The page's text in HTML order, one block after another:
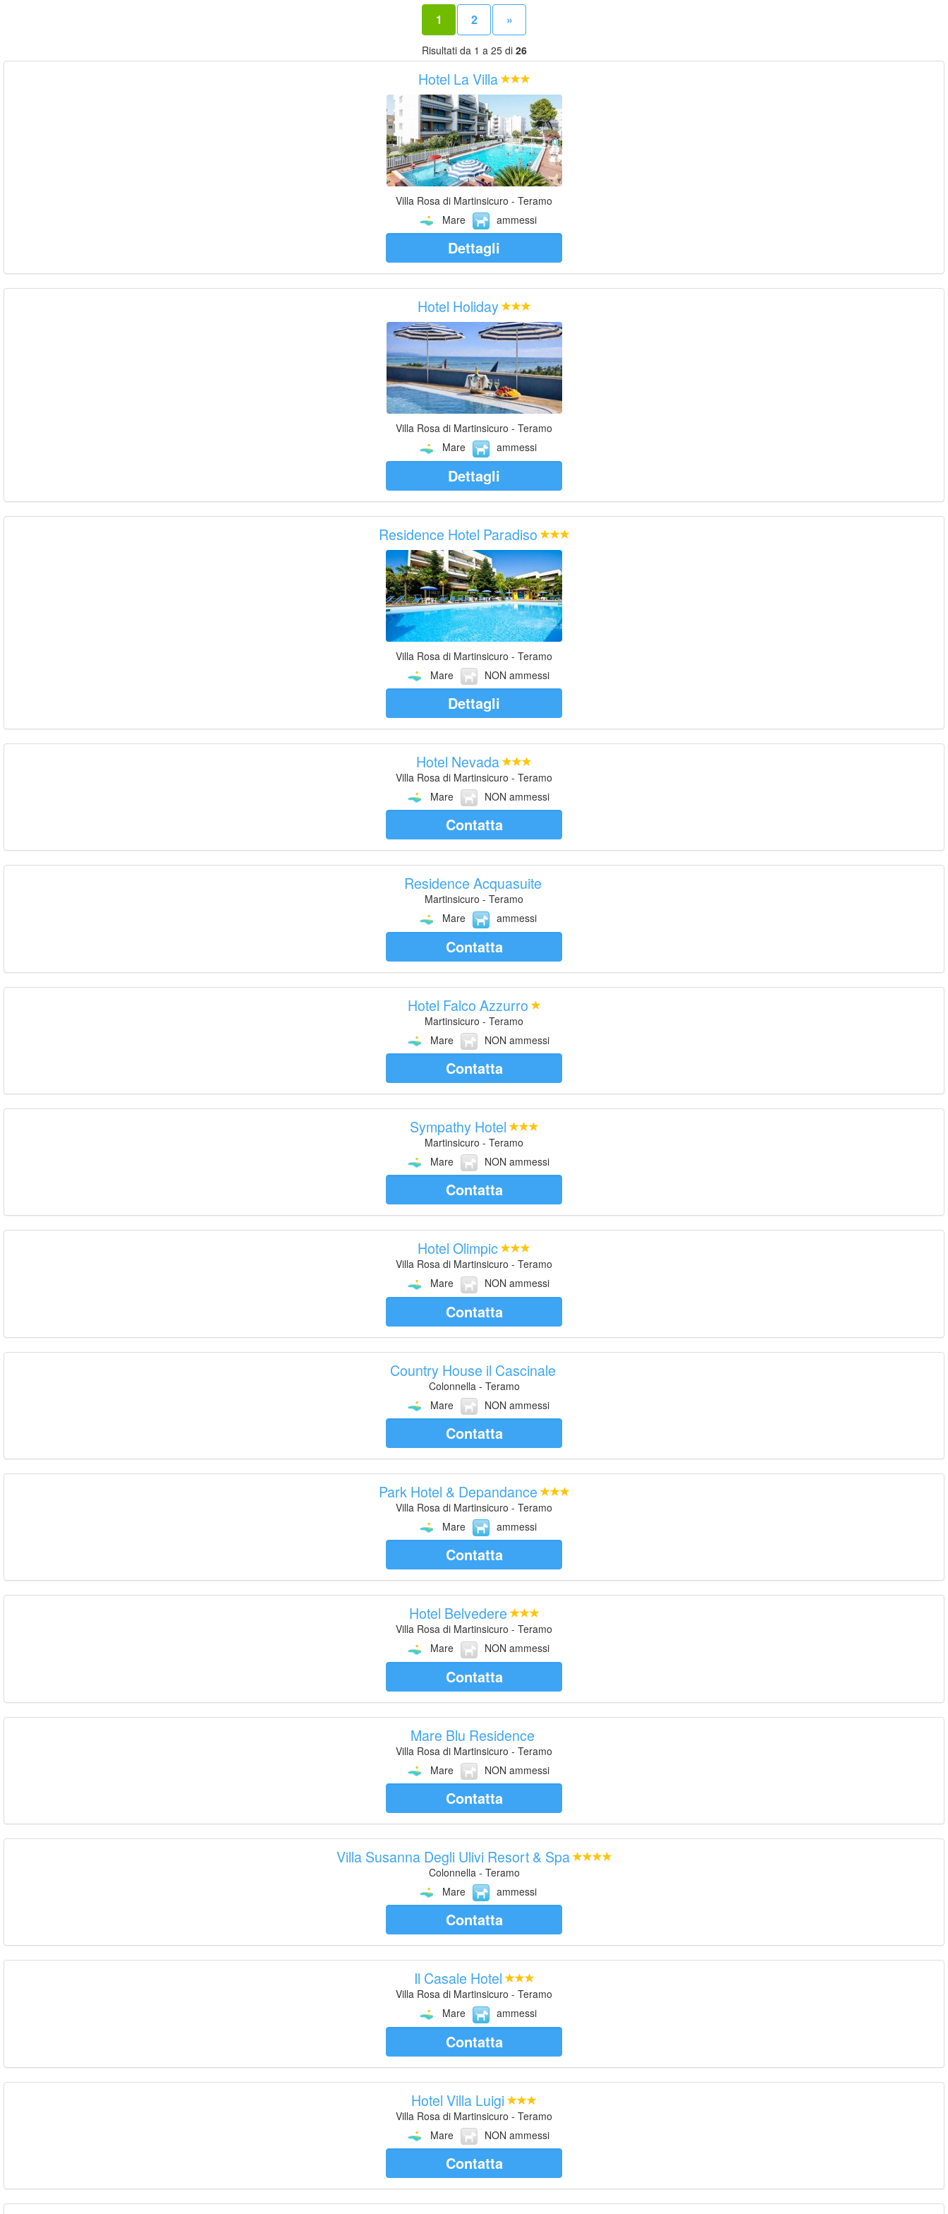
1 2 »
Risultati da 1 a 25 di 26
Hotel La Villa
Villa Rosa di Martinsicuro - Teramo
Mare
ammessi
Dettagli
Hotel Holiday
Villa Rosa di Martinsicuro - Teramo
Mare
ammessi
Dettagli
Residence Hotel Paradiso
Villa Rosa di Martinsicuro - Teramo
Mare
NON ammessi
Dettagli
Hotel Nevada
Villa Rosa di Martinsicuro - Teramo
Mare
NON ammessi
Contatta
Residence Acquasuite
Martinsicuro - Teramo
Mare
ammessi
Contatta
Hotel Falco Azzurro
Martinsicuro - Teramo
Mare
NON ammessi
Contatta
Sympathy Hotel
Martinsicuro - Teramo
Mare
NON ammessi
Contatta
Hotel Olimpic
Villa Rosa di Martinsicuro - Teramo
Mare
NON ammessi
Contatta
Country House il Cascinale
Colonnella - Teramo
Mare
NON ammessi
Contatta
Park Hotel & Depandance
Villa Rosa di Martinsicuro - Teramo
Mare
ammessi
Contatta
Hotel Belvedere
Villa Rosa di Martinsicuro - Teramo
Mare
NON ammessi
Contatta
Mare Blu Residence
Villa Rosa di Martinsicuro - Teramo
Mare
NON ammessi
Contatta
Villa Susanna Degli Ulivi Resort & Spa
Colonnella - Teramo
Mare
ammessi
Contatta
Il Casale Hotel
Villa Rosa di Martinsicuro - Teramo
Mare
ammessi
Contatta
Hotel Villa Luigi
Villa Rosa di Martinsicuro - Teramo
Mare
NON ammessi
Contatta